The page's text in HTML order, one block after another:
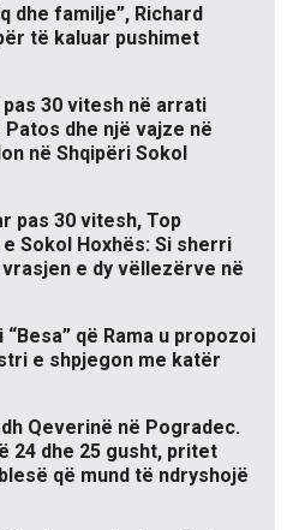
dhe familje”, Richard
të kaluar pushimet
30 vitesh në arrati
dhe një vajze në
në Shqipëri Sokol
pas 30 vitesh, Top
Sokol Hoxhës: Si sherri
e dy vëllezërve në
që Rama u propozoi
e shpjegon me katër
Qeverinë në Pogradec.
24 dhe 25 gusht, pritet
që mund të ndryshojë